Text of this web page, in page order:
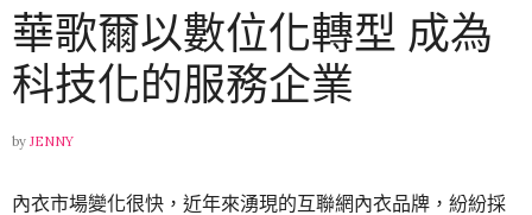
華歌爾以數位化轉型 成為
科技化的服務企業
by JENNY
內衣市場變化很快，近年來湧現的互聯網內衣品牌，紛紛採